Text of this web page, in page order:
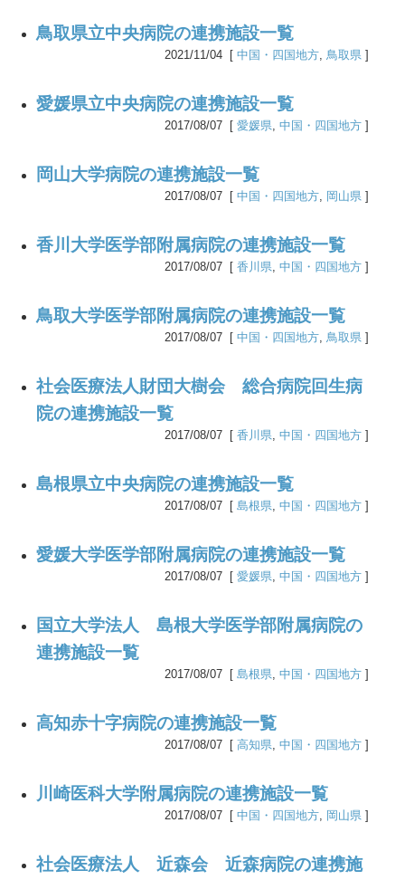
鳥取県立中央病院の連携施設一覧
2021/11/04 [ 中国・四国地方 鳥取県 ]
愛媛県立中央病院の連携施設一覧
2017/08/07 [ 愛媛県 中国・四国地方 ]
岡山大学病院の連携施設一覧
2017/08/07 [ 中国・四国地方 岡山県 ]
香川大学医学部附属病院の連携施設一覧
2017/08/07 [ 香川県 中国・四国地方 ]
鳥取大学医学部附属病院の連携施設一覧
2017/08/07 [ 中国・四国地方 鳥取県 ]
社会医療法人財団大樹会 総合病院回生病
院の連携施設一覧
2017/08/07 [ 香川県 中国・四国地方 ]
島根県立中央病院の連携施設一覧
2017/08/07 [ 島根県 中国・四国地方 ]
愛媛大学医学部附属病院の連携施設一覧
2017/08/07 [ 愛媛県 中国・四国地方 ]
国立大学法人 島根大学医学部附属病院の
連携施設一覧
2017/08/07 [ 島根県 中国・四国地方 ]
高知赤十字病院の連携施設一覧
2017/08/07 [ 高知県 中国・四国地方 ]
川崎医科大学附属病院の連携施設一覧
2017/08/07 [ 中国・四国地方 岡山県 ]
社会医療法人 近森会 近森病院の連携施